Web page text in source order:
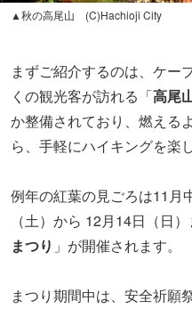
▲秋の高尾山 (C)Hachioji City
まずご紹介するのは、ケー
くの観光客が訪れる「高尾
か整備されており、燃える
ら、手軽にハイキングを楽
例年の紅葉の見ごろは11月
（土）から 12月14日（日
まつり 」が開催されます。
まつり期間中は、安全祈願